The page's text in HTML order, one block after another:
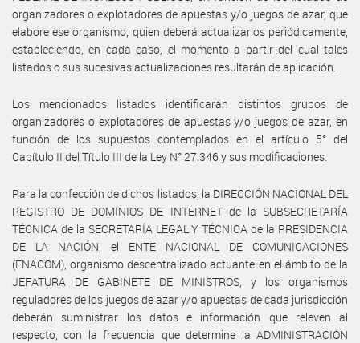
organizadores o explotadores de apuestas y/o juegos de azar, que
elabore ese organismo, quien deberá actualizarlos periódicamente,
estableciendo, en cada caso, el momento a partir del cual tales
listados o sus sucesivas actualizaciones resultarán de aplicación.
Los mencionados listados identificarán distintos grupos de
organizadores o explotadores de apuestas y/o juegos de azar, en
función de los supuestos contemplados en el artículo 5° del
Capítulo II del Título III de la Ley N° 27.346 y sus modificaciones.
Para la confección de dichos listados, la DIRECCIÓN NACIONAL DEL
REGISTRO DE DOMINIOS DE INTERNET de la SUBSECRETARÍA
TÉCNICA de la SECRETARÍA LEGAL Y TÉCNICA de la PRESIDENCIA
DE LA NACIÓN, el ENTE NACIONAL DE COMUNICACIONES
(ENACOM), organismo descentralizado actuante en el ámbito de la
JEFATURA DE GABINETE DE MINISTROS, y los organismos
reguladores de los juegos de azar y/o apuestas de cada jurisdicción
deberán suministrar los datos e información que releven al
respecto, con la frecuencia que determine la ADMINISTRACIÓN